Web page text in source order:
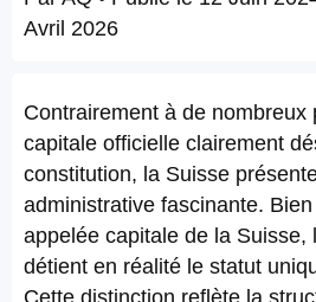
Avril 2026
Contrairement à de nombreux
capitale officielle clairement
constitution, la Suisse
administrative fascinante.
appelée capitale de la Suisse,
détient en réalité le statut
Cette distinction reflète la